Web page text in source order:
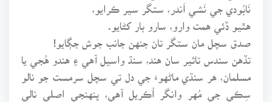
نَابُودي جي نَشي اَندر، ستگر سير ڪرايو،
هٿيو ڏئي همت وارو، سارو بار کڻايو.
صدق سچل مان ستگر تان جنهن جانب جوش جڳايو!
تڏهن سندس تاثير سان هند، سنڌ واسيل آهي ۽ هندو هُجي يا
مسلمان، هر سنڌي ماڻهوءَ جي دل تي سچل سرمست جو نالو
سِڪي جي مُهر وانگر اُڪريل آهي، پنهنجي اصلي نالي